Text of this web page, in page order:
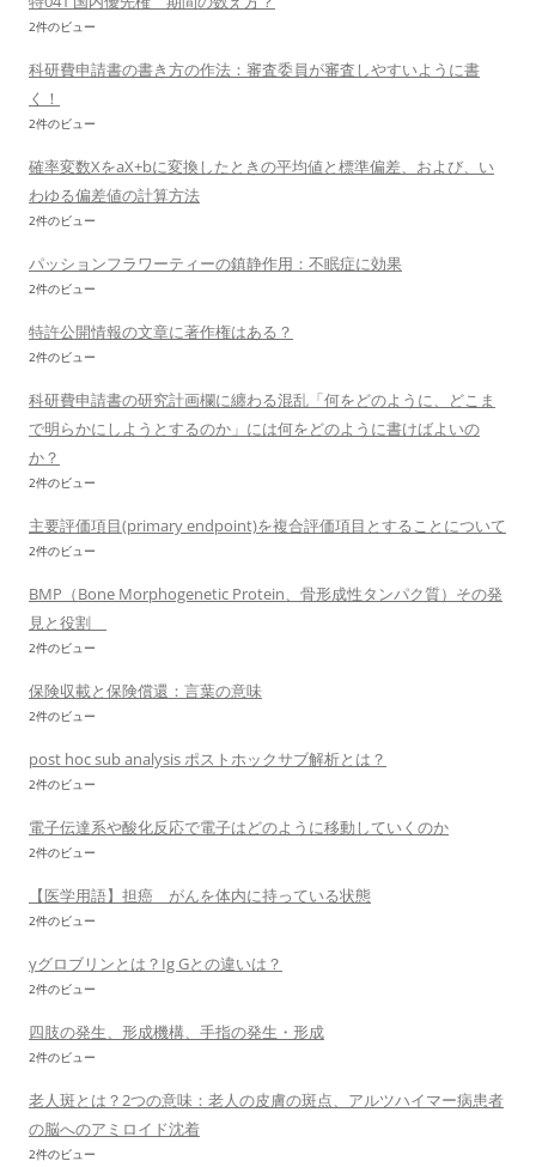
2件のビュー
科研費申請書の書き方の作法：審査委員が審査しやすいように書
く！
2件のビュー
確率変数XをaX+bに変換したときの平均値と標準偏差、および、い
わゆる偏差値の計算方法
2件のビュー
パッションフラワーティーの鎮静作用：不眠症に効果
2件のビュー
特許公開情報の文章に著作権はある？
2件のビュー
科研費申請書の研究計画欄に纏わる混乱「何をどのように、どこま
で明らかにしようとするのか」には何をどのように書けばよいの
か？
2件のビュー
主要評価項目(primary endpoint)を複合評価項目とすることについて
2件のビュー
BMP（Bone Morphogenetic Protein、骨形成性タンパク質）その発
見と役割
2件のビュー
保険収載と保険償還：言葉の意味
2件のビュー
post hoc sub analysis ポストホックサブ解析とは？
2件のビュー
電子伝達系や酸化反応で電子はどのように移動していくのか
2件のビュー
【医学用語】担癌 がんを体内に持っている状態
2件のビュー
γグロブリンとは？Ig Gとの違いは？
2件のビュー
四肢の発生、形成機構、手指の発生・形成
2件のビュー
老人斑とは？2つの意味：老人の皮膚の斑点、アルツハイマー病患者
の脳へのアミロイド沈着
2件のビュー